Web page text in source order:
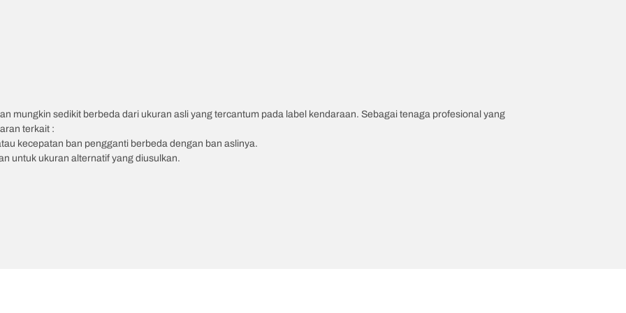
mungkin sedikit berbeda dari ukuran asli yang tercantum pada label kendaraan. Sebagai tenaga profesional yang
terkait :
kecepatan ban pengganti berbeda dengan ban aslinya.
untuk ukuran alternatif yang diusulkan.